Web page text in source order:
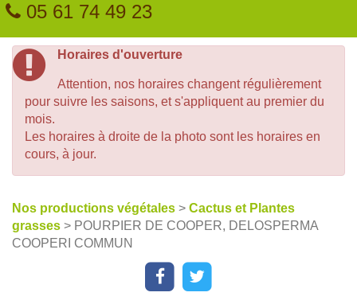
05 61 74 49 23
Horaires d'ouverture
Attention, nos horaires changent régulièrement
pour suivre les saisons, et s'appliquent au premier du
mois.
Les horaires à droite de la photo sont les horaires en
cours, à jour.
Nos productions végétales > Cactus et Plantes
grasses > POURPIER DE COOPER, DELOSPERMA
COOPERI COMMUN